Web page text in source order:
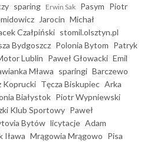
sparing Erwin Sak Pasym Piotr
Jarocin Michał
Czałpiński stomil.olsztyn.pl
Bydgoszcz Polonia Bytom Patryk
Lublin Paweł Głowacki Emil
Mława sparingi Barczewo
Koprucki Tęcza Biskupiec Arka
Białystok Piotr Wypniewski
Klub Sportowy Paweł
Bytów licytacje Adam
Iława Mrągowia Mrągowo Pisa